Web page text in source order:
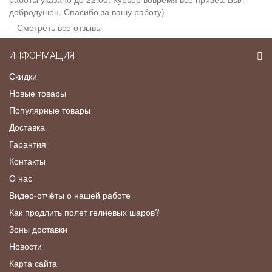
добродушен. Спасибо за вашу работу)
Смотреть все отзывы
ИНФОРМАЦИЯ
Скидки
Новые товары
Популярные товары
Доставка
Гарантия
Контакты
О нас
Видео-отчёты о нашей работе
Как продлить полет гелиевых шаров?
Зоны доставки
Новости
Карта сайта